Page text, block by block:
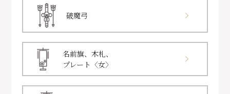
破魔弓
名前旗、木札、
プレート〈女〉